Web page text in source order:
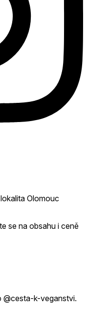
Olomouc
se na obsahu i ceně
@cesta-k-veganstvi.